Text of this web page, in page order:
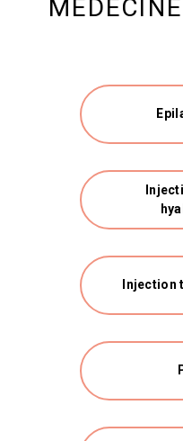
Injection